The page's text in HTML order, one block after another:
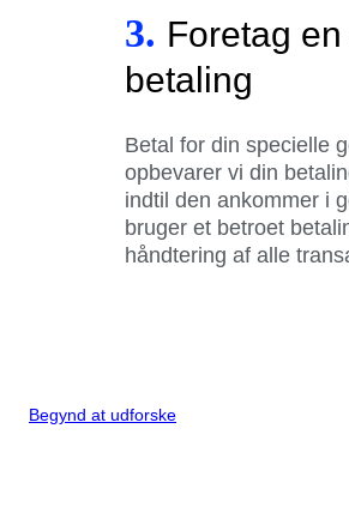
3. Foretag
betaling
Betal for din specielle
opbevarer vi din
indtil den ankommer i
bruger et betroet
håndtering af alle
Begynd at udforske